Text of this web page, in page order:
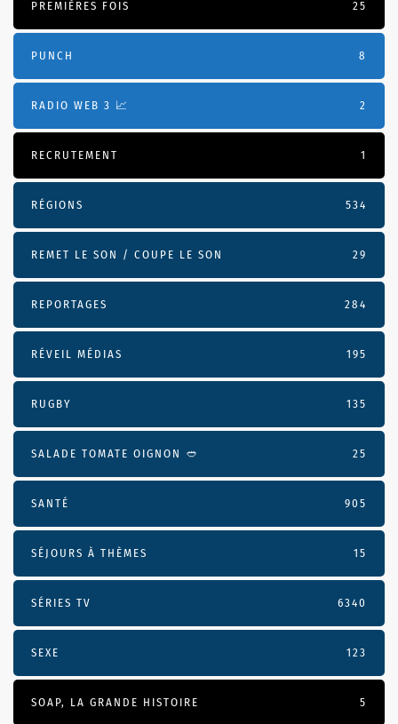
PREMIÈRES FOIS 25
PUNCH 8
RADIO WEB 3 📈 2
RECRUTEMENT 1
RÉGIONS 534
REMET LE SON / COUPE LE SON 29
REPORTAGES 284
RÉVEIL MÉDIAS 195
RUGBY 135
SALADE TOMATE OIGNON 🥙 25
SANTÉ 905
SÉJOURS À THÈMES 15
SÉRIES TV 6340
SEXE 123
SOAP, LA GRANDE HISTOIRE 5